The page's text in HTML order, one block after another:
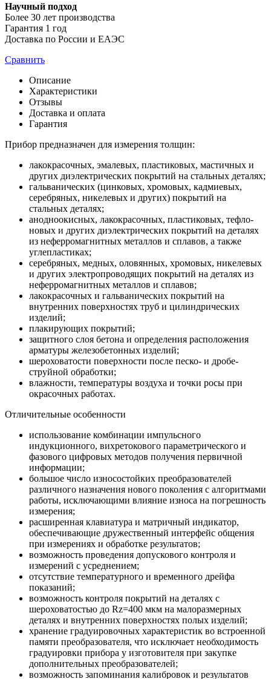
Научный подход
Более 30 лет производства
Гарантия 1 год
Доставка по России и ЕАЭС
Сравнить
Описание
Характеристики
Отзывы
Доставка и оплата
Гарантия
Прибор предназначен для измерения толщин:
лакокрасочных, эмалевых, пластиковых, мастичных и
других диэлектрических покрытий на стальных деталях;
гальванических (цинковых, хромовых, кадмиевых,
серебряных, никелевых и других) покрытий на
стальных деталях;
анодноокисных, лакокрасочных, пластиковых, тефло-
новых и других диэлектрических покрытий на деталях
из неферромагнитных металлов и сплавов, а также
углепластиках;
серебряных, медных, оловянных, хромовых, никелевых
и других электропроводящих покрытий на деталях из
неферромагнитных металлов и сплавов;
лакокрасочных и гальванических покрытий на
внутренних поверхностях труб и цилиндрических
изделий;
плакирующих покрытий;
защитного слоя бетона и определения расположения
арматуры железобетонных изделий;
шероховатости поверхности после песко- и дробе-
струйной обработки;
влажности, температуры воздуха и точки росы при
окрасочных работах.
Отличительные особенности
использование комбинации импульсного
индукционного, вихретокового параметрического и
фазового цифровых методов получения первичной
информации;
большое число износостойких преобразователей
различного назначения нового поколения с алгоритмами
работы, исключающими влияние износа на погрешность
измерения;
расширенная клавиатура и матричный индикатор,
обеспечивающие дружественный интерфейс общения
при измерениях и обработке результатов;
возможность проведения допускового контроля и
измерений с усреднением;
отсутствие температурного и временного дрейфа
показаний;
возможность контроля покрытий на деталях с
шероховатостью до Rz=400 мкм на малоразмерных
деталях и внутренних поверхностях полых изделий;
хранение градуировочных характеристик во встроенной
памяти преобразователя, что исключает необходимость
градуировки прибора у изготовителя при закупке
дополнительных преобразователей;
возможность запоминания калибровок и результатов